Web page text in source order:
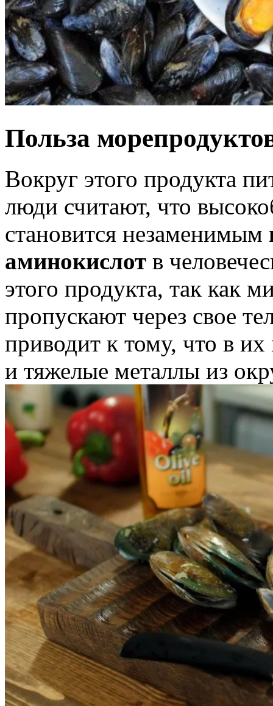
Польза
Вокруг этого продукта
люди считают, что
становится незаменимым
аминокислот в
этого продукта, так как
пропускают через свое
приводит к тому, что в
и тяжелые металлы из